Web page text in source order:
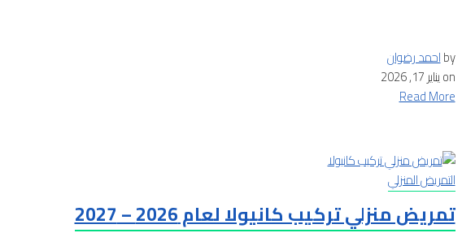
byاحمد رضوان
onيناير 17, 2026
Read More
التمريض المنزلي
تمريض منزلي تركيب كانيولا لعام 2026 – 2027